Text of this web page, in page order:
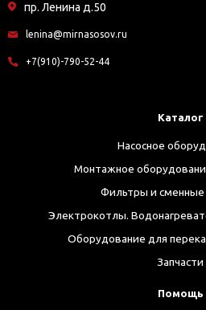
пр. Ленина д.50
lenina@mirnasosov.ru
+7(910)-790-52-44
Каталог
Насосное
Монтажное
Фильтры и
Электрокотлы.
Оборудование для
Запчасти
Помощь